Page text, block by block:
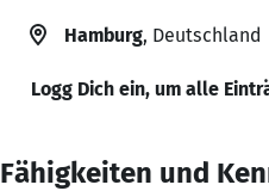
Hamburg, Deutschland
Logg Dich ein, um alle
Fähigkeiten und